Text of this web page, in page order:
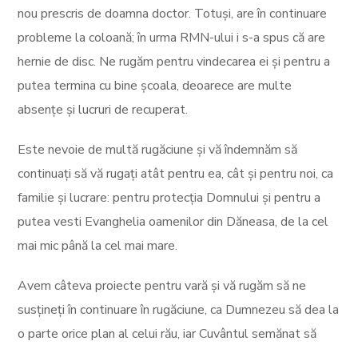
nou prescris de doamna doctor. Totuși, are în continuare
probleme la coloană; în urma RMN-ului i s-a spus că are
hernie de disc. Ne rugăm pentru vindecarea ei și pentru a
putea termina cu bine școala, deoarece are multe
absențe și lucruri de recuperat.
Este nevoie de multă rugăciune și vă îndemnăm să
continuați să vă rugați atât pentru ea, cât și pentru noi, ca
familie și lucrare: pentru protecția Domnului și pentru a
putea vesti Evanghelia oamenilor din Dăneasa, de la cel
mai mic până la cel mai mare.
Avem câteva proiecte pentru vară și vă rugăm să ne
susțineți în continuare în rugăciune, ca Dumnezeu să dea la
o parte orice plan al celui rău, iar Cuvântul semănat să